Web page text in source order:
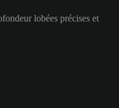
lobées précises et